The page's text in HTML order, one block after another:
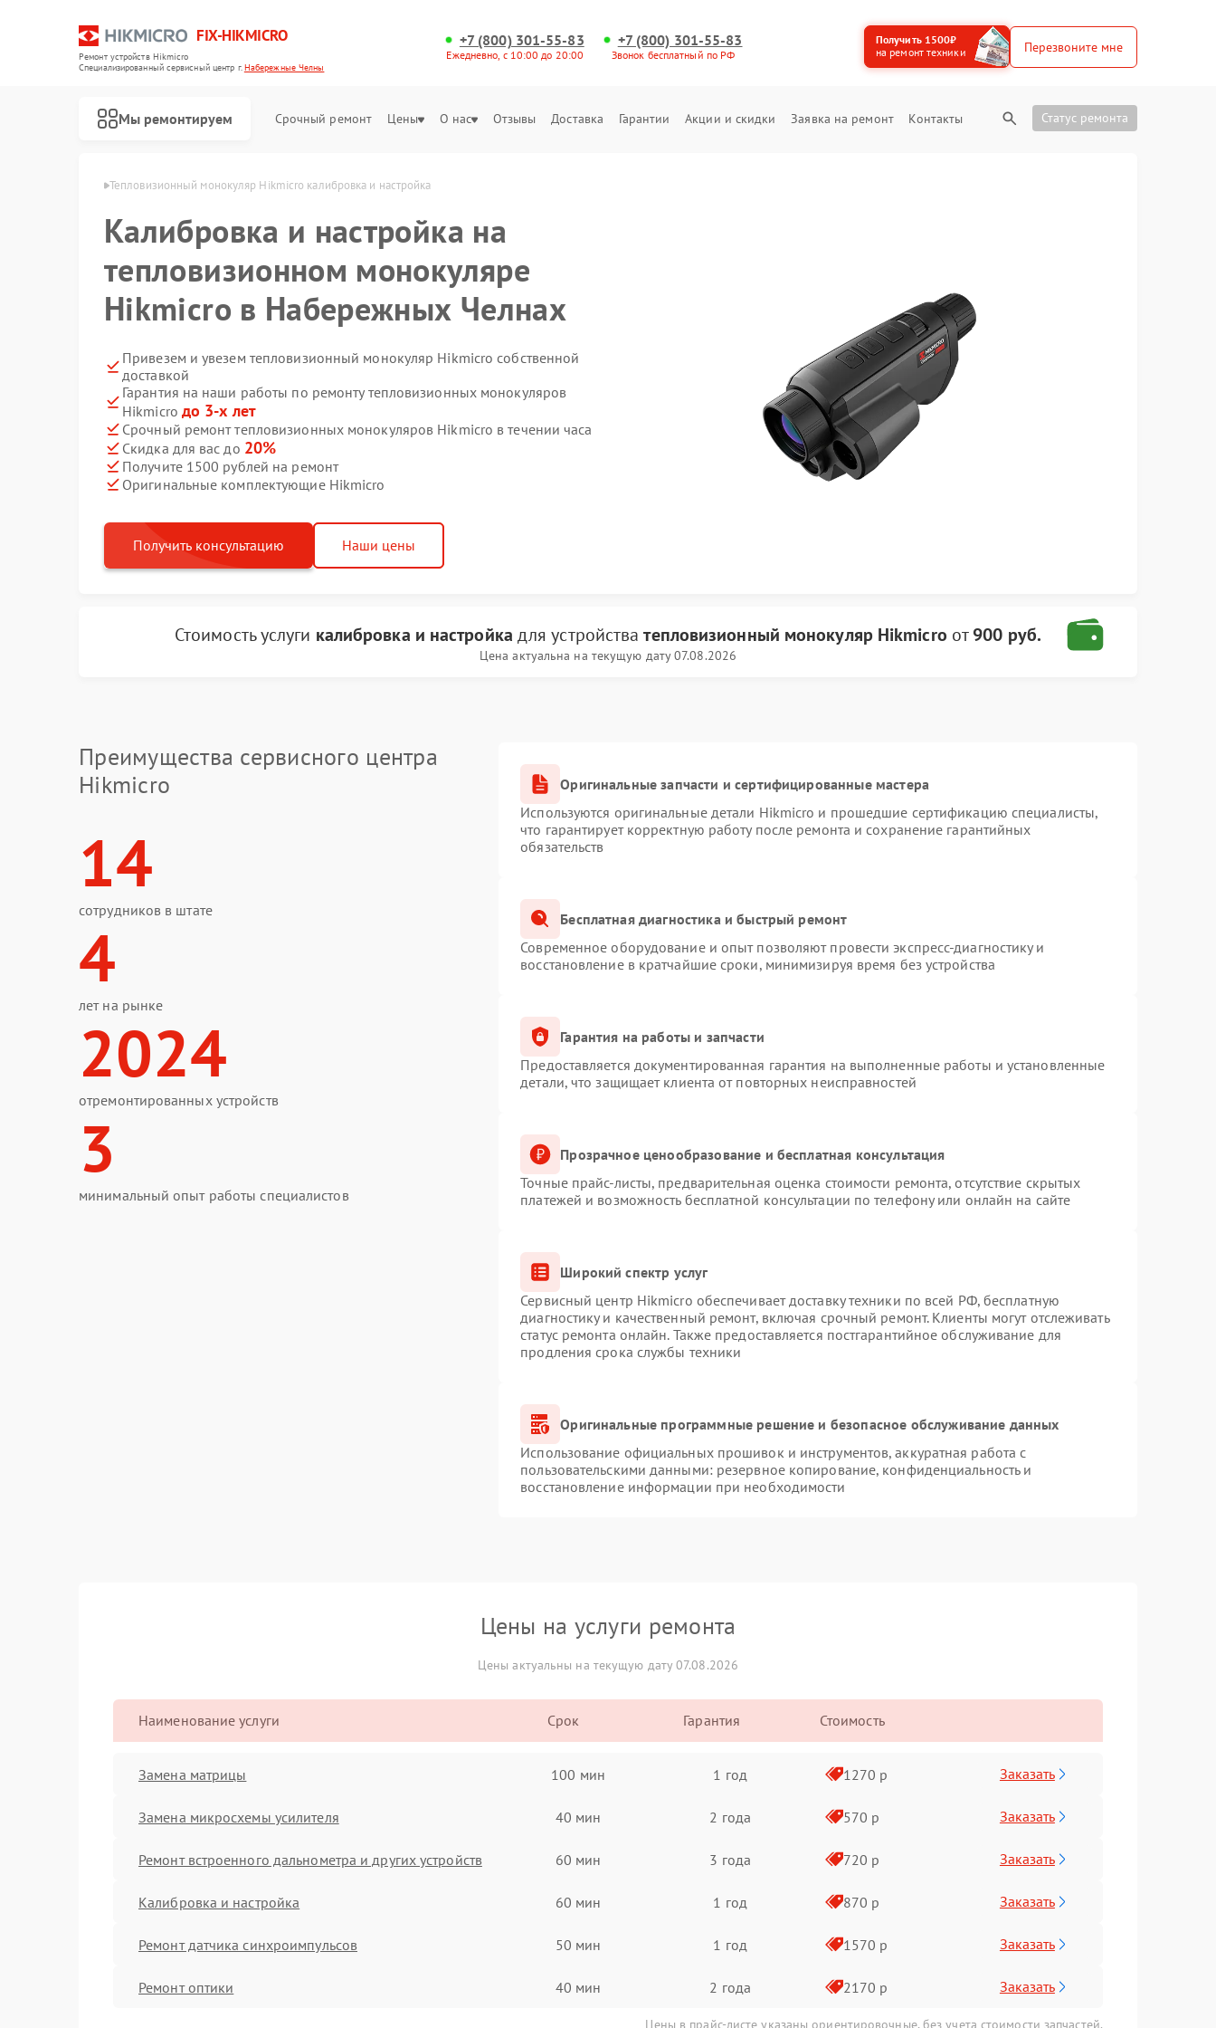
FIX-HIKMICRO
Ремонт устройств Hikmicro
Специализированный cервисный центр г.Набережные Челны
+7 (800) 301-55-83
Ежедневно, с 10:00 до 20:00
+7 (800) 301-55-83
Звонок бесплатный по РФ
Получить 1500₽
на ремонт техники
Перезвоните мне
Мы ремонтируем Срочный ремонт Цены О нас Отзывы Доставка Гарантии Акции и скидки Заявка на ремонт Контакты Статус ремонта
Тепловизионный монокуляр Hikmicro калибровка и настройка
Калибровка и настройка на
тепловизионном монокуляре
Hikmicro в Набережных Челнах
Привезем и увезем тепловизионный монокуляр Hikmicro собственной
доставкой
Гарантия на наши работы по ремонту тепловизионных монокуляров
Hikmicro до 3-х лет
Срочный ремонт тепловизионных монокуляров Hikmicro в течении часа
Скидка для вас до 20%
Получите 1500 рублей на ремонт
Оригинальные комплектующие Hikmicro
Получить консультацию Наши цены
Стоимость услуги калибровка и настройка для устройстватепловизионный монокуляр Hikmicro от900 руб.
Цена актуальна на текущую дату 07.08.2026
Преимущества сервисного центра
Hikmicro
14
сотрудников в штате
4
лет на рынке
2024
отремонтированных устройств
3
минимальный опыт работы специалистов
Оригинальные запчасти и сертифицированные мастера
Используются оригинальные детали Hikmicro и прошедшие сертификацию специалисты,
что гарантирует корректную работу после ремонта и сохранение гарантийных
обязательств
Бесплатная диагностика и быстрый ремонт
Современное оборудование и опыт позволяют провести экспресс-диагностику и
восстановление в кратчайшие сроки, минимизируя время без устройства
Гарантия на работы и запчасти
Предоставляется документированная гарантия на выполненные работы и установленные
детали, что защищает клиента от повторных неисправностей
Прозрачное ценообразование и бесплатная консультация
Точные прайс-листы, предварительная оценка стоимости ремонта, отсутствие скрытых
платежей и возможность бесплатной консультации по телефону или онлайн на сайте
Широкий спектр услуг
Сервисный центр Hikmicro обеспечивает доставку техники по всей РФ, бесплатную
диагностику и качественный ремонт, включая срочный ремонт. Клиенты могут отслеживать
статус ремонта онлайн. Также предоставляется постгарантийное обслуживание для
продления срока службы техники
Оригинальные программные решение и безопасное обслуживание данных
Использование официальных прошивок и инструментов, аккуратная работа с
пользовательскими данными: резервное копирование, конфиденциальность и
восстановление информации при необходимости
Цены на услуги ремонта
Цены актуальны на текущую дату 07.08.2026
Наименование услуги Срок Гарантия Стоимость
Замена матрицы 100 мин 1 год 1270 р Заказать
Замена микросхемы усилителя 40 мин 2 года 570 р Заказать
Ремонт встроенного дальнометра и других устройств 60 мин 3 года 720 р Заказать
Калибровка и настройка 60 мин 1 год 870 р Заказать
Ремонт датчика синхроимпульсов 50 мин 1 год 1570 р Заказать
Ремонт оптики 40 мин 2 года 2170 р Заказать
Цены в прайс-листе указаны ориентировочные, без учета стоимости запчастей.